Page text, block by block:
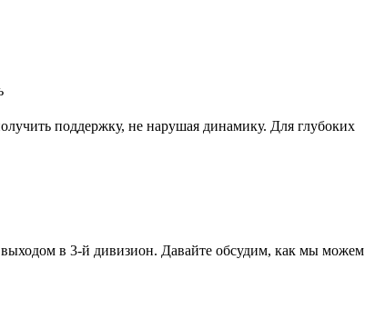
поддержку, не нарушая динамику. Для глубоких
в 3-й дивизион. Давайте обсудим, как мы можем